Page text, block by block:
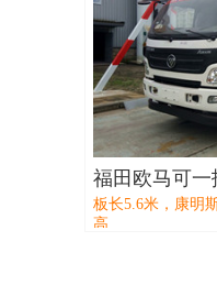
福田欧马可
板长5.6米，康明
高